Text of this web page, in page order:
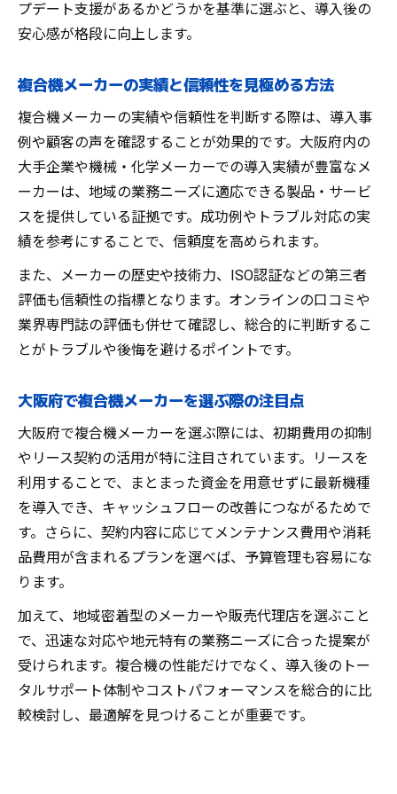
プデート支援があるかどうかを基準に選ぶと、導入後の
安心感が格段に向上します。
複合機メーカーの実績と信頼性を見極める方法
複合機メーカーの実績や信頼性を判断する際は、導入事
例や顧客の声を確認することが効果的です。大阪府内の
大手企業や機械・化学メーカーでの導入実績が豊富なメ
ーカーは、地域の業務ニーズに適応できる製品・サービ
スを提供している証拠です。成功例やトラブル対応の実
績を参考にすることで、信頼度を高められます。
また、メーカーの歴史や技術力、ISO認証などの第三者
評価も信頼性の指標となります。オンラインの口コミや
業界専門誌の評価も併せて確認し、総合的に判断するこ
とがトラブルや後悔を避けるポイントです。
大阪府で複合機メーカーを選ぶ際の注目点
大阪府で複合機メーカーを選ぶ際には、初期費用の抑制
やリース契約の活用が特に注目されています。リースを
利用することで、まとまった資金を用意せずに最新機種
を導入でき、キャッシュフローの改善につながるためで
す。さらに、契約内容に応じてメンテナンス費用や消耗
品費用が含まれるプランを選べば、予算管理も容易にな
ります。
加えて、地域密着型のメーカーや販売代理店を選ぶこと
で、迅速な対応や地元特有の業務ニーズに合った提案が
受けられます。複合機の性能だけでなく、導入後のトー
タルサポート体制やコストパフォーマンスを総合的に比
較検討し、最適解を見つけることが重要です。